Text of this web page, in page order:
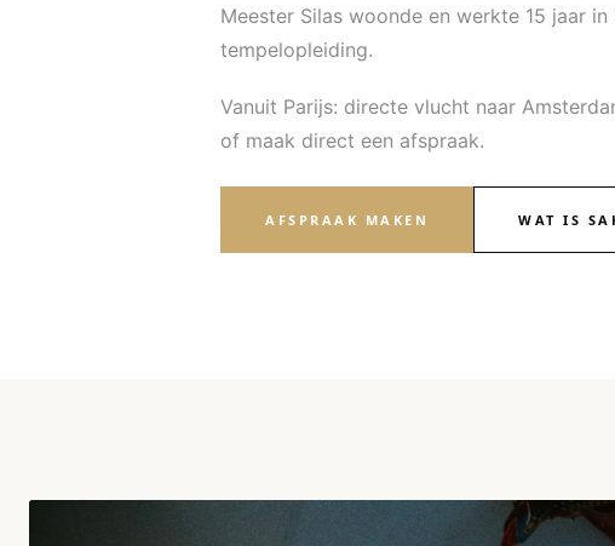
Meester Silas woonde en werkte 15 jaar
tempelopleiding.
Vanuit Parijs: directe vlucht naar
of maak direct een afspraak.
AFSPRAAK MAKEN WAT IS